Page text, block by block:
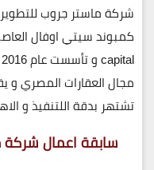
شركة ماستر جروب
مجال العقارات المصري و
تشتهر بدقة اللتنفيذ و
سابقة اعمال شركة